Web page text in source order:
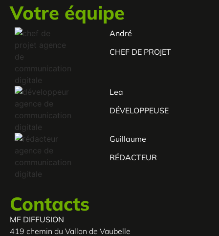
Votre équipe
André
CHEF DE PROJET
Lea
DÉVELOPPEUSE
Guillaume
RÉDACTEUR
Contacts
MF DIFFUSION
419 chemin du Vallon de Vaubelle